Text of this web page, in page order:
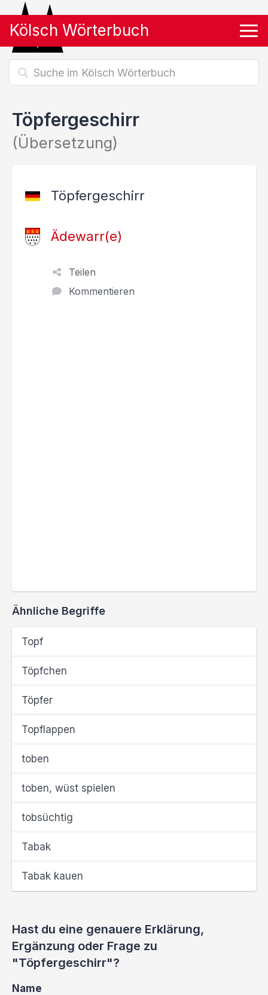
Kölsch Wörterbuch
Töpfergeschirr
(Übersetzung)
Töpfergeschirr
Ädewarr(e)
Teilen
Kommentieren
Ähnliche Begriffe
Topf
Töpfchen
Töpfer
Topflappen
toben
toben, wüst spielen
tobsüchtig
Tabak
Tabak kauen
Hast du eine genauere Erklärung,
Ergänzung oder Frage zu
"Töpfergeschirr"?
Name